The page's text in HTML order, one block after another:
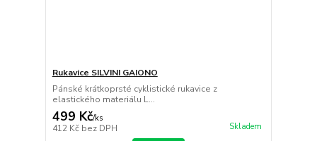
Rukavice SILVINI GAIONO
Pánské krátkoprsté cyklistické rukavice z
elastického materiálu L...
499 Kč/ks
412 Kč bez DPH Skladem